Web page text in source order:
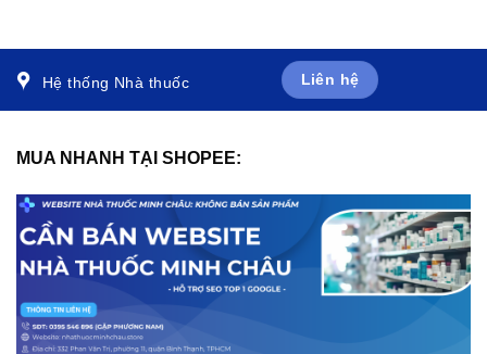
(200ml)
Hệ thống Nhà thuốc Liên hệ
MUA NHANH TẠI SHOPEE: